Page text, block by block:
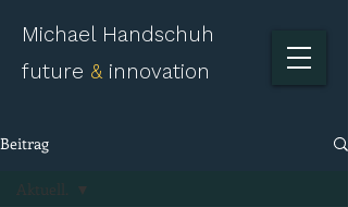
Michael Handschuh
future & innovation
Beitrag
Aktuell.